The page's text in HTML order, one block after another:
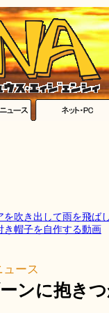
を吹き出して雨を飛ば
き帽子を自作する動画
ース
ンに抱き